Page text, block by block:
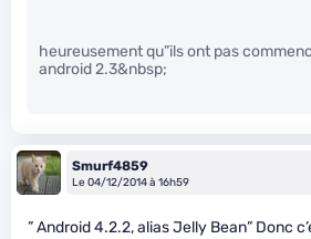
heureusement qu”ils ont pas
android 2.3&nbsp;
Smurf4859
Le 04/12/2014 à 16h59
” Android 4.2.2, alias Jelly Bean” Donc